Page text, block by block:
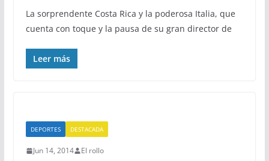
La sorprendente Costa Rica y la poderosa Italia, que
cuenta con toque y la pausa de su gran director de
Leer más
DEPORTES DESTACADA
Jun 14, 2014 El rollo